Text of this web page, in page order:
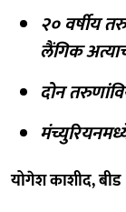
२० वर्षीय
लैंगिक
दोन
योगेश काशीद, बीड